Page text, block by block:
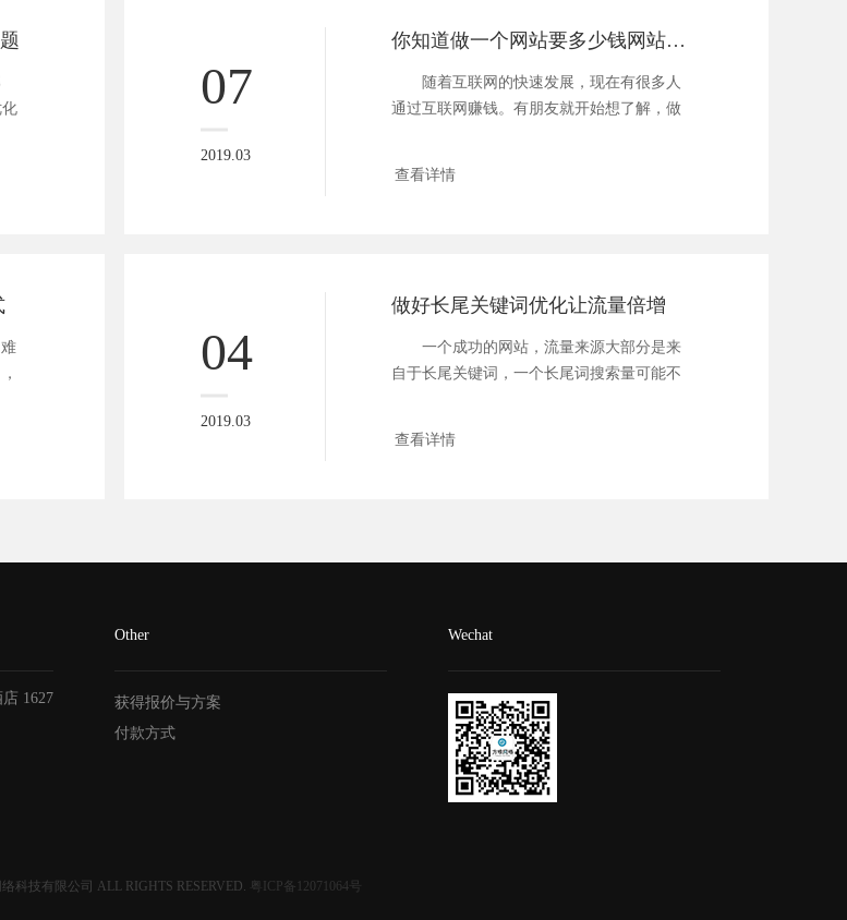
07
2019.03
你知道做一个网站要多少钱网站怎么运营能赚钱
随着互联网的快速发展，现在有很多人
通过互联网赚钱。有朋友就开始想了解，做
查看详情
04
2019.03
做好长尾关键词优化让流量倍增
一个成功的网站，流量来源大部分是来
自于长尾关键词，一个长尾词搜索量可能不
查看详情
1627
Other
获得报价与方案
付款方式
Wechat
科技有限公司 ALL RIGHTS RESERVED. 粤ICP备12071064号